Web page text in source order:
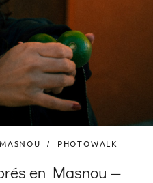
PHOTOWALK
en Masnou —